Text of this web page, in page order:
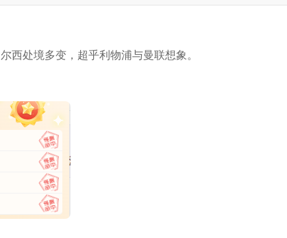
西处境多变，超乎利物浦与曼联想象。